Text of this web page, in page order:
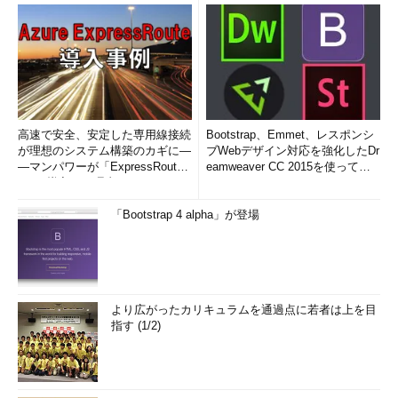
高速で安全、安定した専用線接続
が理想のシステム構築のカギに―
―マンパワーが「ExpressRout
Bootstrap、Emmet、レスポンシ
ブWebデザイン対応を強化したDr
eamweaver CC 2015を使って
「Bootstrap 4 alpha」が登場
より広がったカリキュラムを通過点に若者は上を目
指す (1/2)